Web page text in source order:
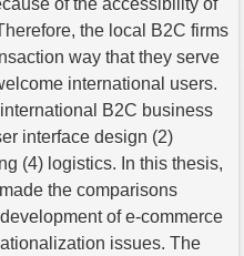
the local B2C firms
way that they serve
international users.
B2C business
interface design (2)
(4) logistics. In this thesis,
the comparisons
of e-commerce
issues. The